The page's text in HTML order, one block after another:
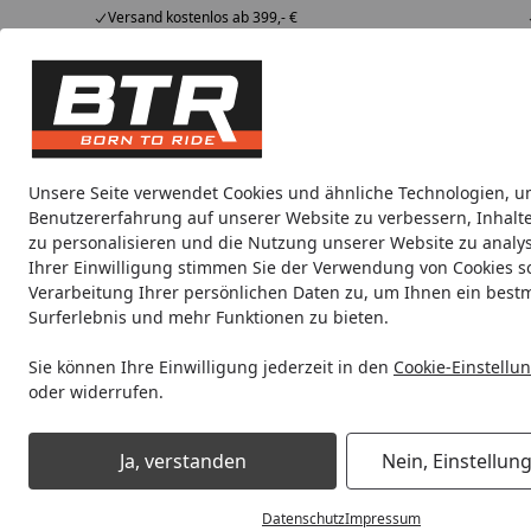
Unsere Seite verwendet Cookies und ähnliche Technologien,
Benutzererfahrung auf unserer Website zu verbessern,
zu personalisieren und die Nutzung unserer Website zu
Ihrer Einwilligung stimmen Sie der Verwendung von Cookies
Verarbeitung Ihrer persönlichen Daten zu, um Ihnen ein
Surferlebnis und mehr Funktionen zu bieten.
Sie können Ihre Einwilligung jederzeit in den Cookie-
oder widerrufen.
Ja, verstanden Nein,
DatenschutzImpressum
Versand kostenlos ab 399,- €
Hotline07051 / 9 222 5959
Mi-Fr. 8-12 Uhr
Alle Produkte
Alle ProdukteMarken
Pitbike Antrieb Auspuff Bikes Bowdenzüge
Noch 1 Tag und 5 Stunden
Spare
Startseite
Elektronik